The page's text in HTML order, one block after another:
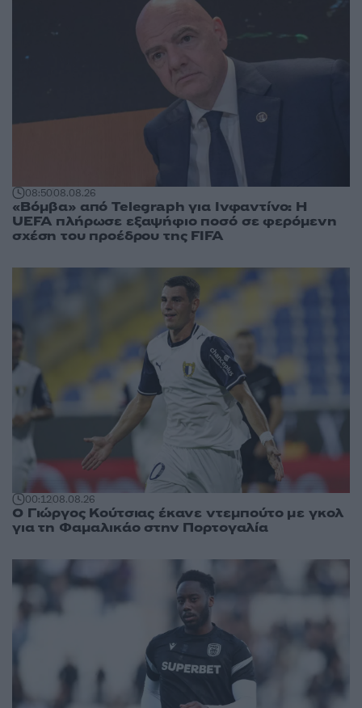
08:5008.08.26
«Βόμβα» από Telegraph για Ινφαντίνο: Η
UEFA πλήρωσε εξαψήφιο ποσό σε φερόμενη
σχέση του προέδρου της FIFA
00:1208.08.26
Ο Γιώργος Κούτσιας έκανε ντεμπούτο με γκολ
για τη Φαμαλικάο στην Πορτογαλία